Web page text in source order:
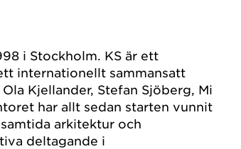
i Stockholm. KS är ett
internationellt sammansatt
Kjellander, Stefan Sjöberg, Mi
har allt sedan starten vunnit
arkitektur och
deltagande i